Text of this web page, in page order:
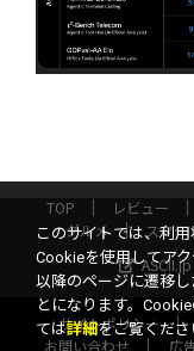
TOP レビュー
グルメ
スター
ASCII.jp
サイトポリシー
お問い合わせ
広
このサイトでは、利
Cookieを使用してア
以降のページに遷移
とになります。
ては詳細をご覧くださ